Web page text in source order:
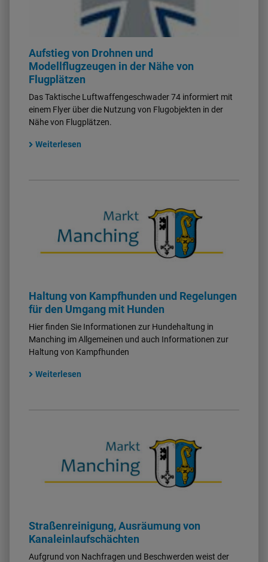
Aufstieg von Drohnen und
Modellflugzeugen in der Nähe von
Flugplätzen
Das Taktische Luftwaffengeschwader 74 informiert mit
einem Flyer über die Nutzung von Flugobjekten in der
Nähe von Flugplätzen.
Weiterlesen
Haltung von Kampfhunden und Regelungen
für den Umgang mit Hunden
Hier finden Sie Informationen zur Hundehaltung in
Manching im Allgemeinen und auch Informationen zur
Haltung von Kampfhunden
Weiterlesen
Straßenreinigung, Ausräumung von
Kanaleinlaufschächten
Aufgrund von Nachfragen und Beschwerden weist der